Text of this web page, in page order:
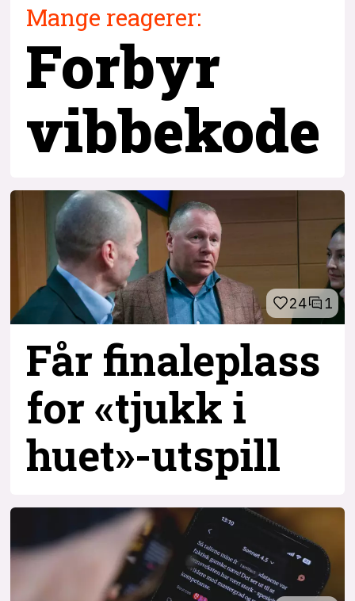
Mange reagerer:
Forbyr
vibbekode
24 1
Får finaleplass
for «tjukk i
huet»-utspill